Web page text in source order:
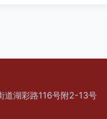
道湖彩路116号附2-13号